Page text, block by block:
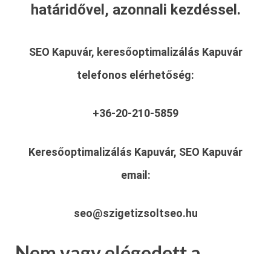
határidővel, azonnali kezdéssel.
SEO Kapuvár, keresőoptimalizálás Kapuvár
telefonos elérhetőség:
+36-20-210-5859
Keresőoptimalizálás Kapuvár, SEO Kapuvár
email:
seo@szigetizsoltseo.hu